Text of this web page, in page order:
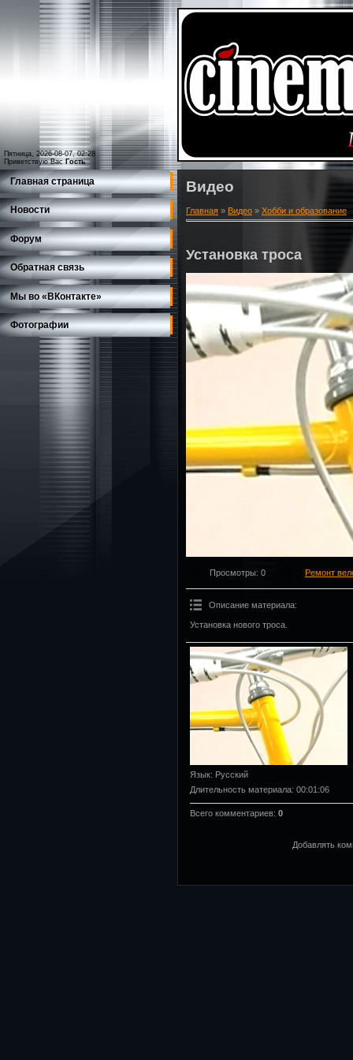
Пятница, 2026-08-07, 02:28
Приветствую Вас Гость
Главная страница
Новости
Форум
Обратная связь
Мы во «ВКонтакте»
Фотографии
Видео
Главная » Видео » Хобби и образование
Установка троса
Просмотры: 0 Ремонт
Описание материала:
Установка нового троса.
Язык: Русский
Длительность материала: 00:01:06
Всего комментариев: 0
Добавлять